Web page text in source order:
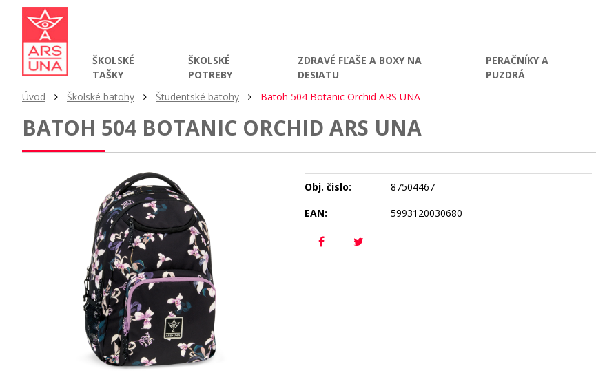
ŠKOLSKÉ
TAŠKY
ŠKOLSKÉ
POTREBY
ZDRAVÉ FĽAŠE A BOXY NA
DESIATU
PERAČNÍKY A
PUZDRÁ
Úvod
Školské batohy Študentské batohy Batoh 504 Botanic Orchid ARS UNA
BATOH 504 BOTANIC ORCHID ARS UNA
Obj. čislo:
87504467
EAN:
5993120030680